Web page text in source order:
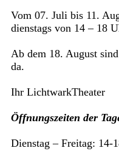
Vom 07. Juli bis 11.
dienstags von 14 – 18
Ab dem 18. August
da.
Ihr LichtwarkTheater
Öffnungszeiten der
Dienstag – Freitag: 14-